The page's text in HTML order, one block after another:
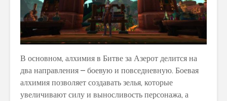
В основном, алхимия в Битве за Азерот делится на
два направления – боевую и повседневную. Боевая
алхимия позволяет создавать зелья, которые
увеличивают силу и выносливость персонажа, а